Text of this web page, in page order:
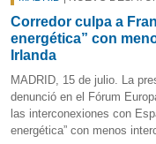
Corredor culpa a
energética” con
Irlanda
MADRID, 15 de julio. La
denunció en el Fórum
las interconexiones con
energética” con menos